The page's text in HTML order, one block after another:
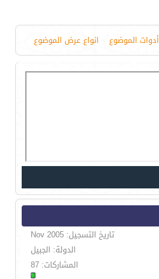
أدوات الموضوع انواع عرض الموضوع
تاريخ التسجيل: Nov 2005
الدولة: الجبيل
المشاركات: 87